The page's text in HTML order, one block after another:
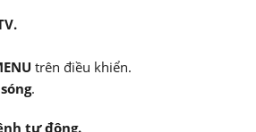
trên điều khiển.
.
tự động.